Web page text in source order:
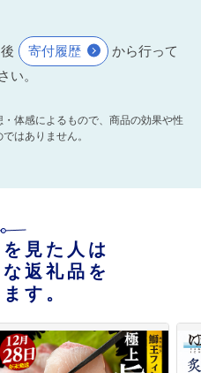
寄付履歴
から行って
い。
体感によるもので、商品の効果や性
はありません。
見た人は
返礼品を
す。